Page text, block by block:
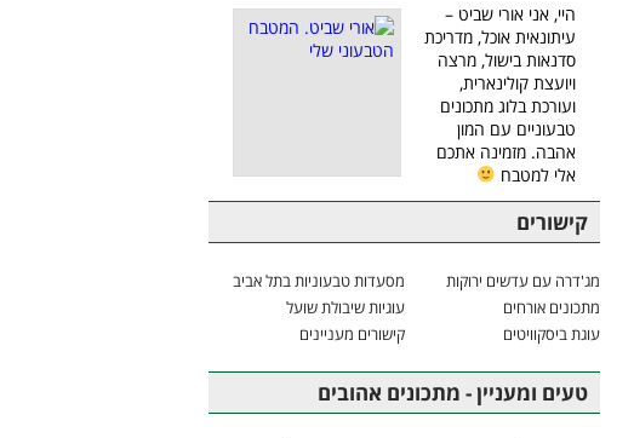
היי, אני אורי שביט –
עיתונאית אוכל, מדריכת
סדנאות בישול, מרצה
ויועצת קולינארית,
ועורכת בלוג מתכונים
טבעוניים עם המון
אהבה. מזמינה אתכם
אלי למטבח
קישורים
מג'דרה עם עדשים ירוקות
מסעדות טבעוניות בתל אביב
מתכונים אורחים
עוגיות שיבולת שועל
עוגת ביסקוויטים
קישורים מעניינים
טעים ומעניין - מתכונים אהובים